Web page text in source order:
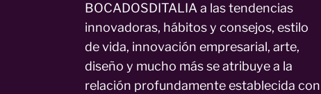
BOCADOSDITALIA a las tendencias
innovadoras, hábitos y consejos, estilo
de vida, innovación empresarial, arte,
diseño y mucho más se atribuye a la
relación profundamente establecida con